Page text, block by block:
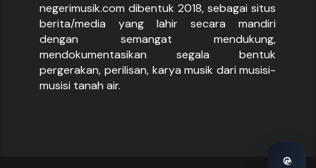
negerimusik.com dibentuk 2018, sebagai situs
berita/media yang lahir secara mandiri
dengan semangat mendukung,
mendokumentasikan segala bentuk
pergerakan, perilisan, karya musik dari musisi-
musisi tanah air.